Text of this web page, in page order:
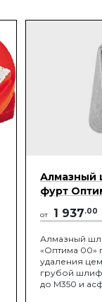
Алмазный
фурт
от 1 937.00
Алмазный
«Оптима 00»
удаления
грубой
до М350 и